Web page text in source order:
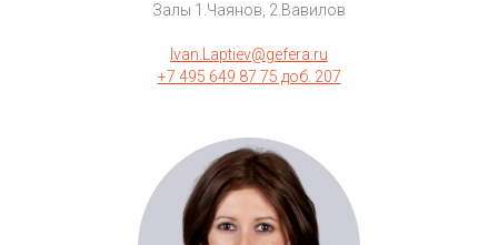
Залы 1.Чаянов, 2.Вавилов
Ivan.Laptiev@gefera.ru
+7 495 649 87 75 доб. 207